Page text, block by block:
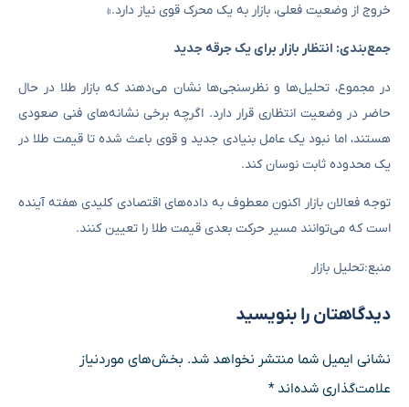
خروج از وضعیت فعلی، بازار به یک محرک قوی نیاز دارد.»
جمع‌بندی: انتظار بازار برای یک جرقه جدید
در مجموع، تحلیل‌ها و نظرسنجی‌ها نشان می‌دهند که بازار طلا در حال
حاضر در وضعیت انتظاری قرار دارد. اگرچه برخی نشانه‌های فنی صعودی
هستند، اما نبود یک عامل بنیادی جدید و قوی باعث شده تا قیمت طلا در
یک محدوده ثابت نوسان کند.
توجه فعالان بازار اکنون معطوف به داده‌های اقتصادی کلیدی هفته آینده
است که می‌توانند مسیر حرکت بعدی قیمت طلا را تعیین کنند.
منبع:تحلیل بازار
دیدگاهتان را بنویسید
نشانی ایمیل شما منتشر نخواهد شد. بخش‌های موردنیاز
علامت‌گذاری شده‌اند*